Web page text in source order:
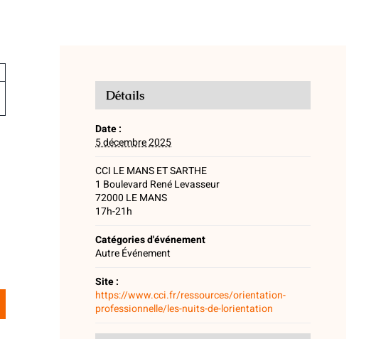
Détails
Date :
5 décembre 2025
CCI LE MANS ET SARTHE
1 Boulevard René Levasseur
72000 LE MANS
17h-21h
Catégories d'événement
Autre Événement
Site :
https://www.cci.fr/ressources/orientation-
professionnelle/les-nuits-de-lorientation